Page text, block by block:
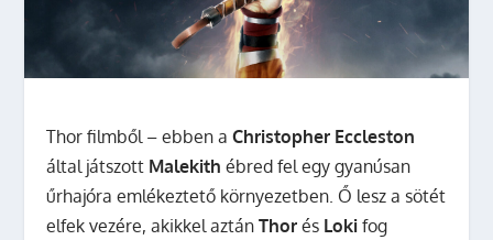
Thor filmből – ebben aChristopher Eccleston
által játszott Malekith ébred fel egy gyanúsan
űrhajóra emlékeztető környezetben. Ő lesz a sötét
elfek vezére, akikkel aztánThor és Loki fog